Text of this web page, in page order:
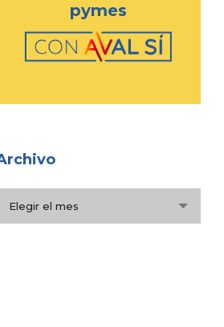
pymes
Elegir el mes